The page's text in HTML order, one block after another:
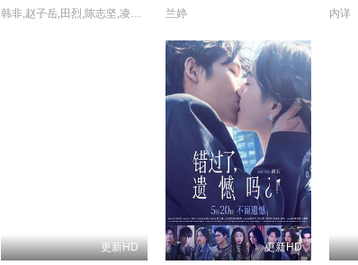
韩非,赵子岳,田烈,陈志坚,凌元,李长乐,曹昌焕 兰婷 内详
更新HD 更新HD